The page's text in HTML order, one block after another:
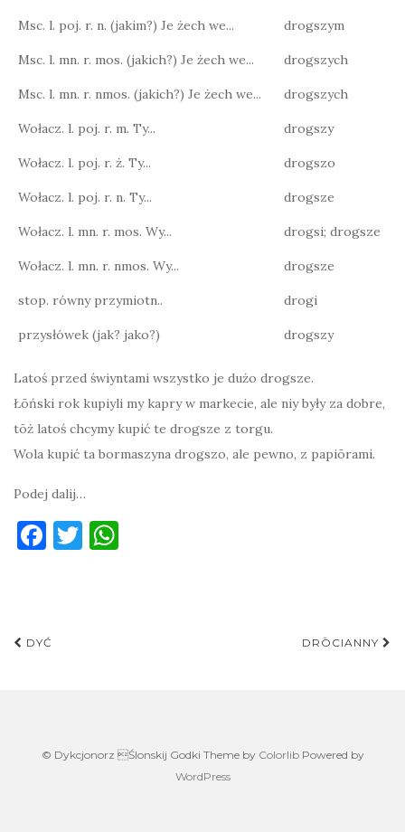
Msc. l. poj. r. n. (jakim?) Je żech we... drogszym
Msc. l. mn. r. mos. (jakich?) Je żech we... drogszych
Msc. l. mn. r. nmos. (jakich?) Je żech we... drogszych
Wołacz. l. poj. r. m. Ty... drogszy
Wołacz. l. poj. r. ż. Ty... drogszo
Wołacz. l. poj. r. n. Ty... drogsze
Wołacz. l. mn. r. mos. Wy... drogsi; drogsze
Wołacz. l. mn. r. nmos. Wy... drogsze
stop. równy przymiotn.. drogi
przysłówek (jak? jako?) drogszy
Latoś przed świyntami wszystko je dużo drogsze.
Łōński rok kupiyli my kapry w markecie, ale niy były za dobre,
tōż latoś chcymy kupić te drogsze z torgu.
Wola kupić ta bormaszyna drogszo, ale pewno, z papiōrami.
Podej dalij…
F
b
T
Post
DYĆ DRŌCIANNY
© Dykcjonorz Ślonskij Godki Theme by ColorlibPowered by
WordPress